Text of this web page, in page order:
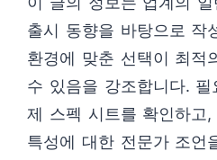
출시 동향을 바탕으로 작
환경에 맞춘 선택이 최적
수 있음을 강조합니다.
제 스펙 시트를 확인하고
특성에 대한 전문가 조언